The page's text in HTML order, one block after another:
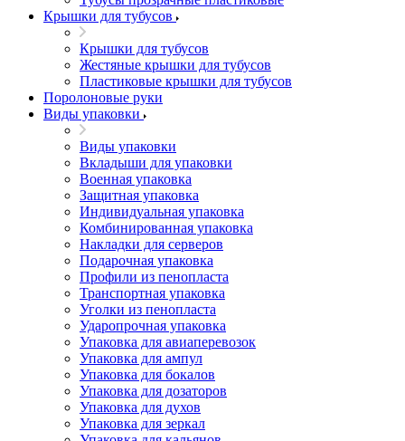
Крышки для тубусов
Крышки для тубусов
Жестяные крышки для тубусов
Пластиковые крышки для тубусов
Поролоновые руки
Виды упаковки
Виды упаковки
Вкладыши для упаковки
Военная упаковка
Защитная упаковка
Индивидуальная упаковка
Комбинированная упаковка
Накладки для серверов
Подарочная упаковка
Профили из пенопласта
Транспортная упаковка
Уголки из пенопласта
Ударопрочная упаковка
Упаковка для авиаперевозок
Упаковка для ампул
Упаковка для бокалов
Упаковка для дозаторов
Упаковка для духов
Упаковка для зеркал